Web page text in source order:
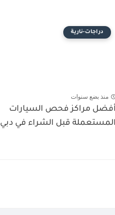
دراجات-نارية
منذ بضع سنوات
أفضل مراكز فحص السيارات
المستعملة قبل الشراء في دبي